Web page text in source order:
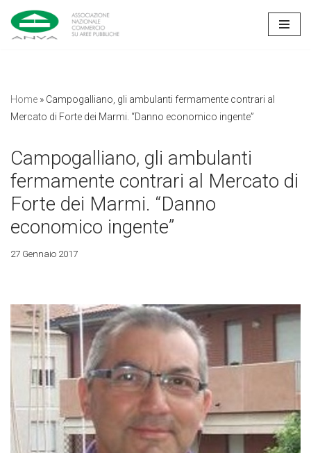
Vai
Home » Campogalliano, gli ambulanti fermamente contrari al
Mercato di Forte dei Marmi. “Danno economico ingente”
Campogalliano, gli ambulanti
fermamente contrari al Mercato di
Forte dei Marmi. “Danno
economico ingente”
27 Gennaio 2017